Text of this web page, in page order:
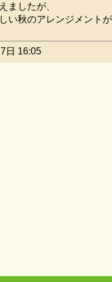
ましたが、
い秋のアレンジメント
日 16:05